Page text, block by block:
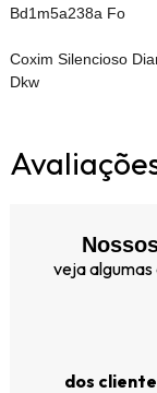
Bd1m5a238a Fo
Coxim Silencioso
Dkw
veja
dos